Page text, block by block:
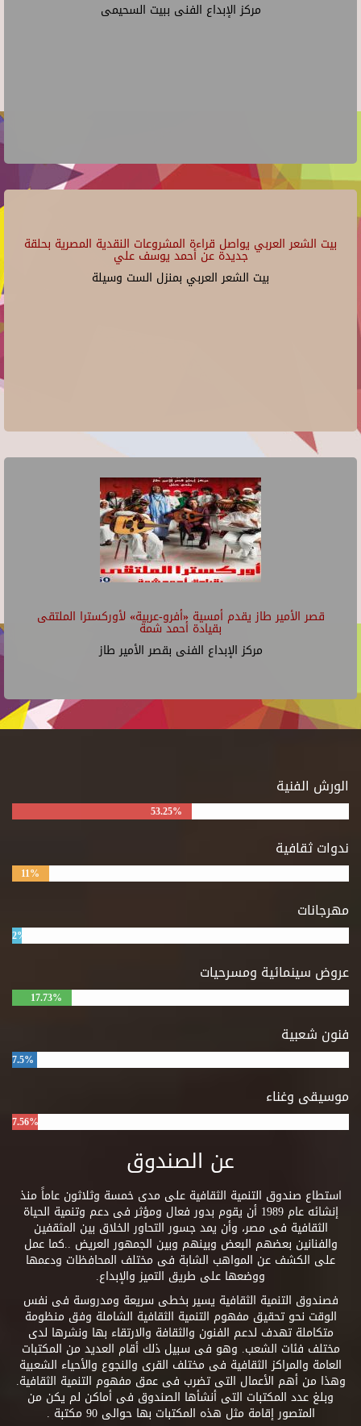
مركز الإبداع الفنى ببيت السحيمى
بيت الشعر العربي يواصل قراءة المشروعات النقدية المصرية بحلقة
جديدة عن أحمد يوسف علي
بيت الشعر العربي بمنزل الست وسيلة
قصر الأمير طاز يقدم أمسية «أفرو-عربية» لأوركسترا الملتقى
بقيادة أحمد شمة
مركز الإبداع الفنى بقصر الأمير طاز
الورش الفنية
53.25%
ندوات ثقافية
11%
مهرجانات
2%
عروض سينمائية ومسرحيات
17.73%
فنون شعبية
7.5%
موسيقى وغناء
7.56%
عن الصندوق
استطاع صندوق التنمية الثقافية على مدى خمسة وثلاثون عاماً منذ
إنشائه عام 1989 أن يقوم بدور فعال ومؤثر فى دعم وتنمية الحياة
الثقافية فى مصر، وأن يمد جسور التحاور الخلاق بين المثقفين
والفنانين بعضهم البعض وبينهم وبين الجمهور العريض ..كما عمل
على الكشف عن المواهب الشابة فى مختلف المحافظات ودعمها
ووضعها على طريق التميز والإبداع.
فصندوق التنمية الثقافية يسير بخطى سريعة ومدروسة فى نفس
الوقت نحو تحقيق مفهوم التنمية الثقافية الشاملة وفق منظومة
متكاملة تهدف لدعم الفنون والثقافة والارتقاء بها ونشرها لدى
مختلف فئات الشعب. وهو فى سبيل ذلك أقام العديد من المكتبات
العامة والمراكز الثقافية فى مختلف القرى والنجوع والأحياء الشعبية
وهذا من أهم الأعمال التى تضرب فى عمق مفهوم التنمية الثقافية.
وبلغ عدد المكتبات التى أنشأها الصندوق فى أماكن لم يكن من
المتصور إقامة مثل هذه المكتبات بها حوالى 90 مكتبة .